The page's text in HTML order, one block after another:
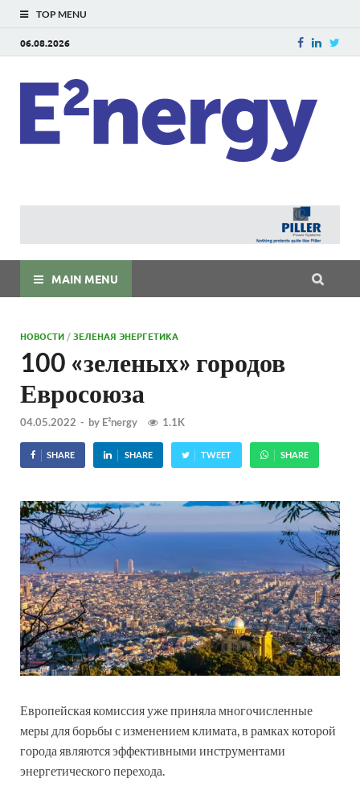
TOP MENU
06.08.2026
MAIN MENU
НОВОСТИ /ЗЕЛЕНАЯ ЭНЕРГЕТИКА
100 «зеленых» городов
Евросоюза
04.05.2022 - by E²nergy 1.1K
SHARE SHARE TWEET SHARE
Европейская комиссия уже приняла многочисленные
меры для борьбы с изменением климата, в рамках которой
города являются эффективными инструментами
энергетического перехода.